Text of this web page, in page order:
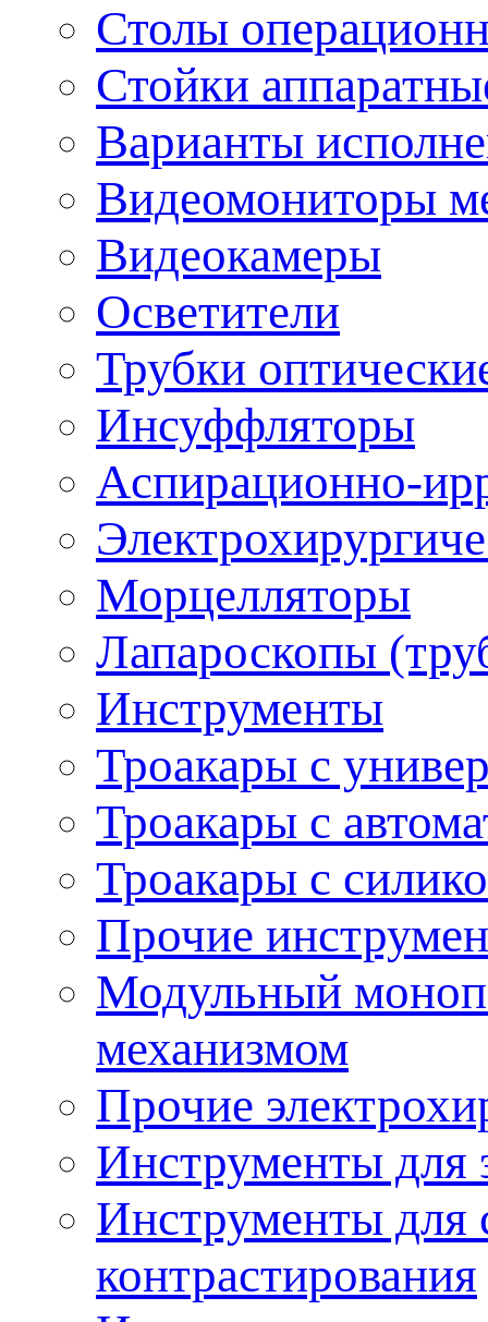
Столы
Стойки
Варианты
Видеомониторы
Видеокамеры
Осветители
Трубки
Инсуффляторы
Аспирационно-
Морцелляторы
Лапароскопы
Инструменты
Троакары с
Троакары с
Троакары с
Прочие
Модульный
механизмом
Прочие
Инструменты для
Инструменты для
контрастирования